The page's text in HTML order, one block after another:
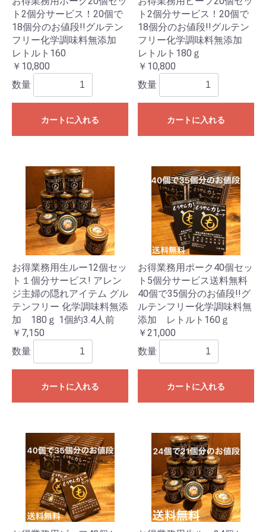
ト2個分サービス！20個で
18個分のお値段!!グルテン
フリー化学調味料無添加
レトルト160
￥10,800
数量
カートに入れる
ト2個分サービス！20個で
18個分のお値段!!グルテン
フリー化学調味料無添加
レトルト180ｇ
￥10,800
数量
カートに入れる
お得業務用生ルー12個セッ
ト１個分サービス! アレン
ジ主婦の隠れアイテム グル
テンフリー 化学調味料無添
加 180ｇ 1個約3.4人前
￥7,150
数量
カートに入れる
お得業務用ポーク40個セッ
ト5個分サービス送料無料
40個で35個分のお値段!!グ
ルテンフリー化学調味料無
添加 レトルト160ｇ
￥21,000
数量
カートに入れる